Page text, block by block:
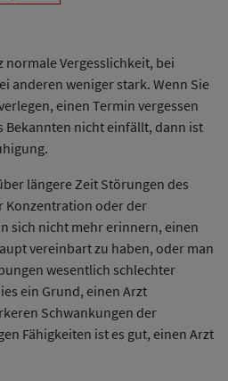
normale Vergesslichkeit, bei
anderen weniger stark. Wenn Sie
einen Termin vergessen
Bekannten nicht einfällt, dann ist
längere Zeit Störungen des
Konzentration oder der
sich nicht mehr erinnern, einen
vereinbart zu haben, oder man
wesentlich schlechter
ein Grund, einen Arzt
Schwankungen der
Fähigkeiten ist es gut, einen Arzt